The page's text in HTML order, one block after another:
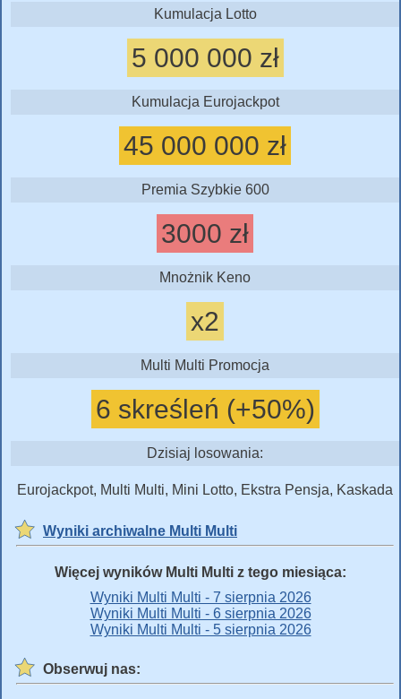
Kumulacja Lotto
5 000 000 zł
Kumulacja Eurojackpot
45 000 000 zł
Premia Szybkie 600
3000 zł
Mnożnik Keno
x2
Multi Multi Promocja
6 skreśleń (+50%)
Dzisiaj losowania:
Eurojackpot, Multi Multi, Mini Lotto, Ekstra Pensja, Kaskada
Wyniki archiwalne Multi Multi
Więcej wyników Multi Multi z tego miesiąca:
Wyniki Multi Multi - 7 sierpnia 2026
Wyniki Multi Multi - 6 sierpnia 2026
Wyniki Multi Multi - 5 sierpnia 2026
Obserwuj nas: